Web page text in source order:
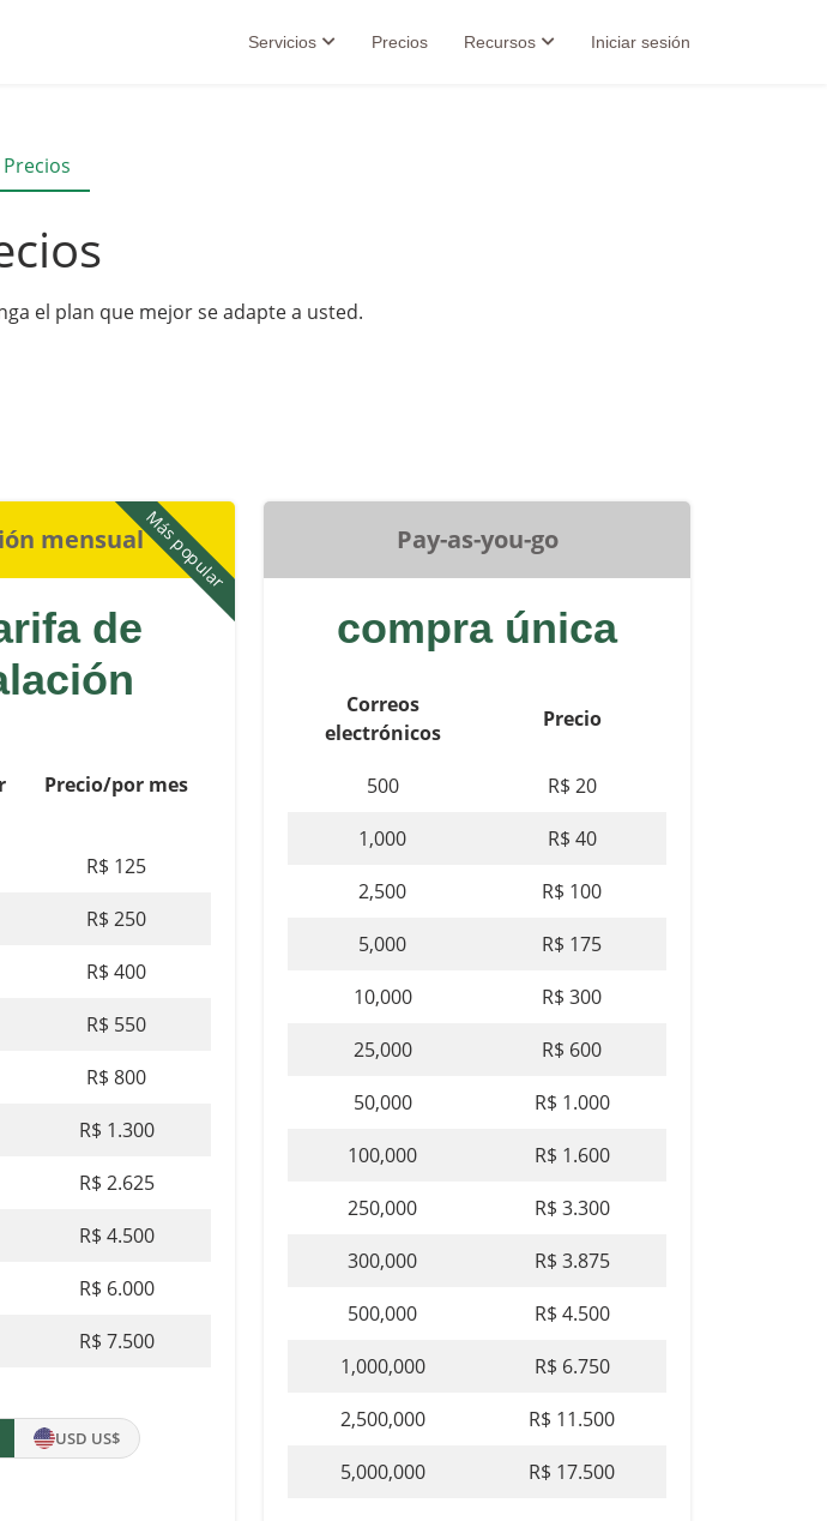
Servicios Precios Recursos Iniciar sesión
Precios
el plan que mejor se adapte a usted.
Más popular
mensual
de
Precio/por mes
R$ 125
R$ 250
R$ 400
R$ 550
R$ 800
R$ 1.300
R$ 2.625
R$ 4.500
R$ 6.000
R$ 7.500
USD US$
Pay-as-you-go
compra única
Correos
electrónicos
Precio
500
R$ 20
1,000
R$ 40
2,500
R$ 100
5,000
R$ 175
10,000
R$ 300
25,000
R$ 600
50,000
R$ 1.000
100,000
R$ 1.600
250,000
R$ 3.300
300,000
R$ 3.875
500,000
R$ 4.500
1,000,000
R$ 6.750
2,500,000
R$ 11.500
5,000,000
R$ 17.500